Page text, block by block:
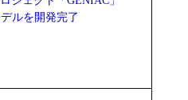
ルを開発完了